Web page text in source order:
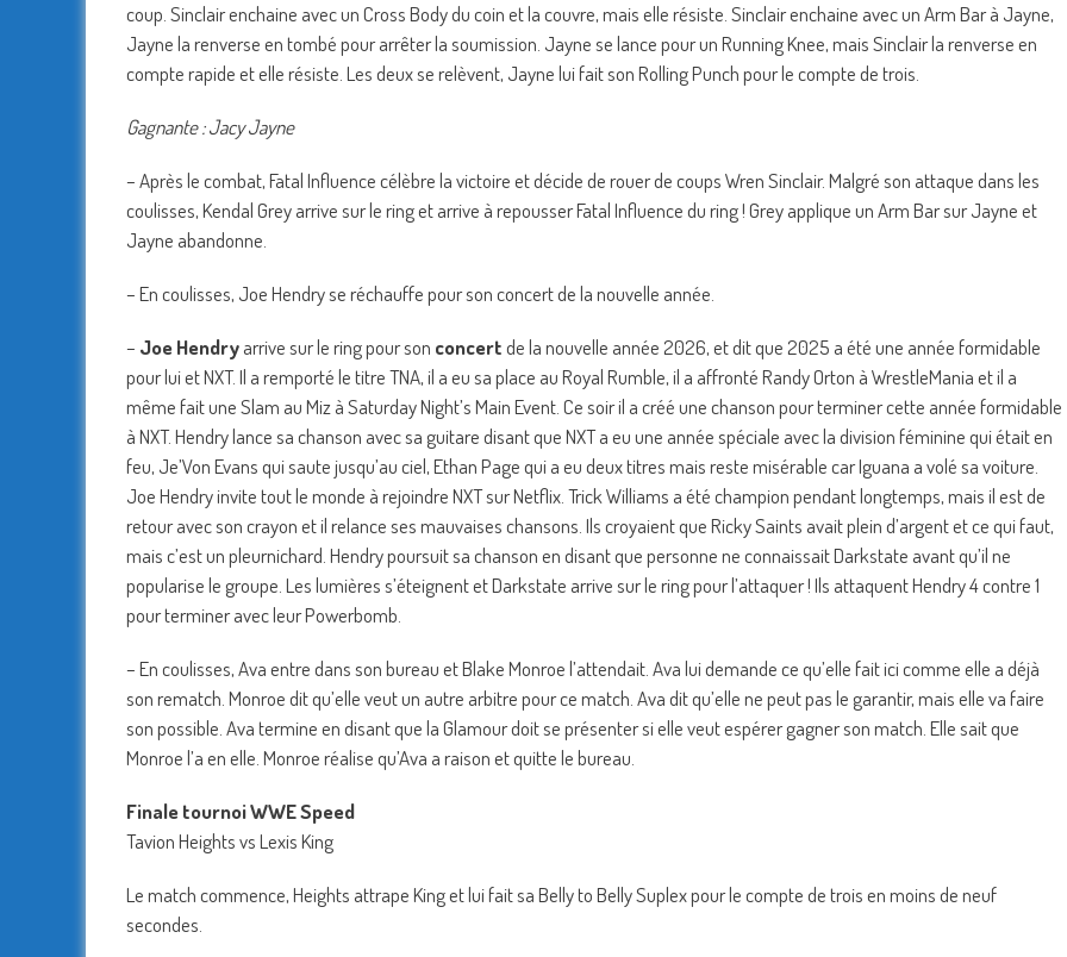
coup. Sinclair enchaine avec un Cross Body du coin et la couvre, mais elle résiste. Sinclair enchaine avec un Arm Bar à Jayne,
Jayne la renverse en tombé pour arrêter la soumission. Jayne se lance pour un Running Knee, mais Sinclair la renverse en
compte rapide et elle résiste. Les deux se relèvent, Jayne lui fait son Rolling Punch pour le compte de trois.
Gagnante : Jacy Jayne
– Après le combat, Fatal Influence célèbre la victoire et décide de rouer de coups Wren Sinclair. Malgré son attaque dans les
coulisses, Kendal Grey arrive sur le ring et arrive à repousser Fatal Influence du ring ! Grey applique un Arm Bar sur Jayne et
Jayne abandonne.
– En coulisses, Joe Hendry se réchauffe pour son concert de la nouvelle année.
– Joe Hendryarrive sur le ring pour son concertde la nouvelle année 2026, et dit que 2025 a été une année formidable
pour lui et NXT. Il a remporté le titre TNA, il a eu sa place au Royal Rumble, il a affronté Randy Orton à WrestleMania et il a
même fait une Slam au Miz à Saturday Night’s Main Event. Ce soir il a créé une chanson pour terminer cette année formidable
à NXT. Hendry lance sa chanson avec sa guitare disant que NXT a eu une année spéciale avec la division féminine qui était en
feu, Je’Von Evans qui saute jusqu’au ciel, Ethan Page qui a eu deux titres mais reste misérable car Iguana a volé sa voiture.
Joe Hendry invite tout le monde à rejoindre NXT sur Netflix. Trick Williams a été champion pendant longtemps, mais il est de
retour avec son crayon et il relance ses mauvaises chansons. Ils croyaient que Ricky Saints avait plein d’argent et ce qui faut,
mais c’est un pleurnichard. Hendry poursuit sa chanson en disant que personne ne connaissait Darkstate avant qu’il ne
popularise le groupe. Les lumières s’éteignent et Darkstate arrive sur le ring pour l’attaquer ! Ils attaquent Hendry 4 contre 1
pour terminer avec leur Powerbomb.
– En coulisses, Ava entre dans son bureau et Blake Monroe l’attendait. Ava lui demande ce qu’elle fait ici comme elle a déjà
son rematch. Monroe dit qu’elle veut un autre arbitre pour ce match. Ava dit qu’elle ne peut pas le garantir, mais elle va faire
son possible. Ava termine en disant que la Glamour doit se présenter si elle veut espérer gagner son match. Elle sait que
Monroe l’a en elle. Monroe réalise qu’Ava a raison et quitte le bureau.
Finale tournoi WWE Speed
Tavion Heights vs Lexis King
Le match commence, Heights attrape King et lui fait sa Belly to Belly Suplex pour le compte de trois en moins de neuf
secondes.